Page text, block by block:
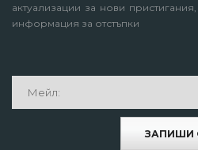
актуализации за нови
информация за отстъпки
ЗАПИШИ